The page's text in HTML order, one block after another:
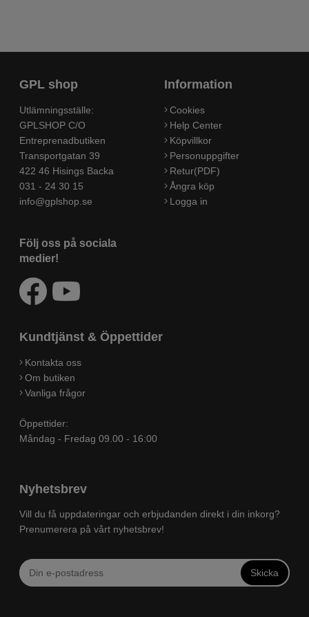
GPL shop
Utlämningsställe:
GPLSHOP C/O
Entreprenadbutiken
Transportgatan 39
422 46 Hisings Backa
031 - 24 30 15
info@gplshop.se
Följ oss på sociala
medier!
Information
Cookies
Help Center
Köpvillkor
Personuppgifter
Retur(PDF)
Ångra köp
Logga in
Kundtjänst & Öppettider
Kontakta oss
Om butiken
Vanliga frågor
Öppettider:
Måndag - Fredag 09.00 - 16:00
Nyhetsbrev
Vill du få uppdateringar och erbjudanden direkt i din inkorg?
Prenumerera på vårt nyhetsbrev!
Skicka